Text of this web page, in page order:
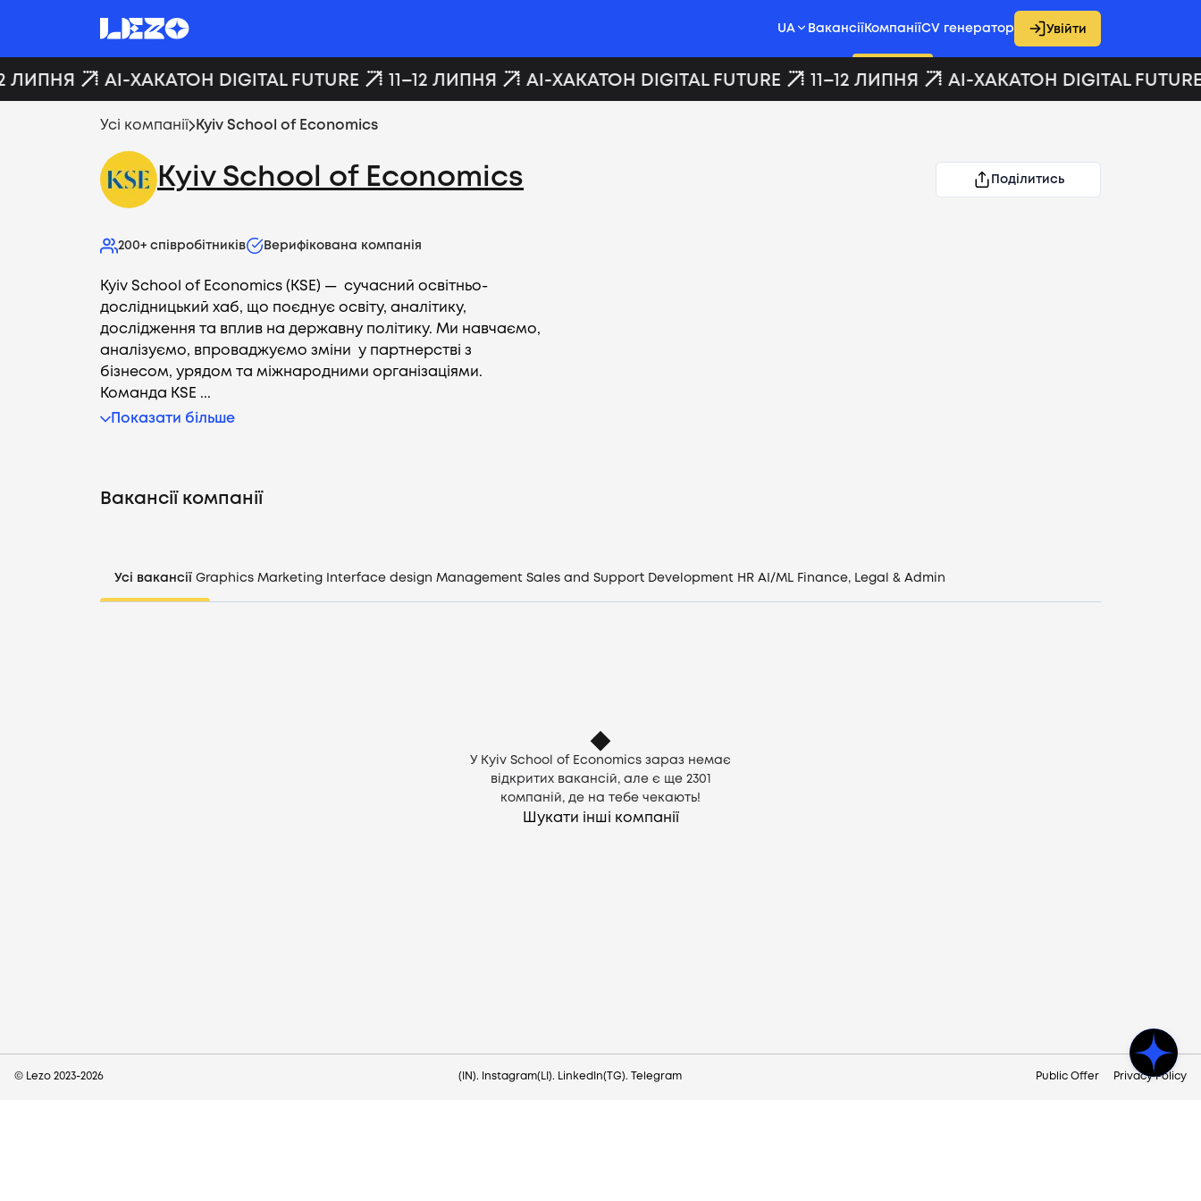
Увійти
UA Вакансії КомпаніїCV генератор Увійти
ЛИПНЯ AI-ХАКАТОН DIGITAL FUTURE 11–12 ЛИПНЯ AI-ХАКАТОН DIGITAL FUTURE 11–12 ЛИПНЯ AI-ХАКАТОН DIGITAL FUTURE
Усі компанії Kyiv School of Economics
Kyiv School of Economics Поділитись
200+ співробітників Верифікована компанія
Kyiv School of Economics (KSE) — сучасний освітньо-
дослідницький хаб, що поєднує освіту, аналітику,
дослідження та вплив на державну політику. Ми навчаємо,
аналізуємо, впроваджуємо зміни у партнерстві з
бізнесом, урядом та міжнародними організаціями.
Команда KSE ...
Показати більше
Вакансії компанії
Усі вакансії Graphics Marketing Interface design Management Sales and Support Development HR AI/ML Finance, Legal & Admin
У Kyiv School of Economics зараз немає
відкритих вакансій, але є ще 2301
компаній, де на тебе чекають!
Шукати інші компанії
© Lezo 2023-2026 (IN). Instagram(LI). LinkedIn(TG). Telegram Public Offer Privacy Policy